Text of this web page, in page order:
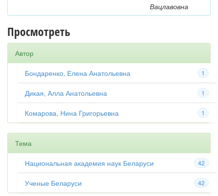
Вацлавовна
Просмотреть
Автор
1
Бондаренко, Елена Анатольевна
1
Дикая, Алла Анатольевна
1
Комарова, Нина Григорьевна
Тема
42
Национальная академия наук Беларуси
42
Ученые Беларуси